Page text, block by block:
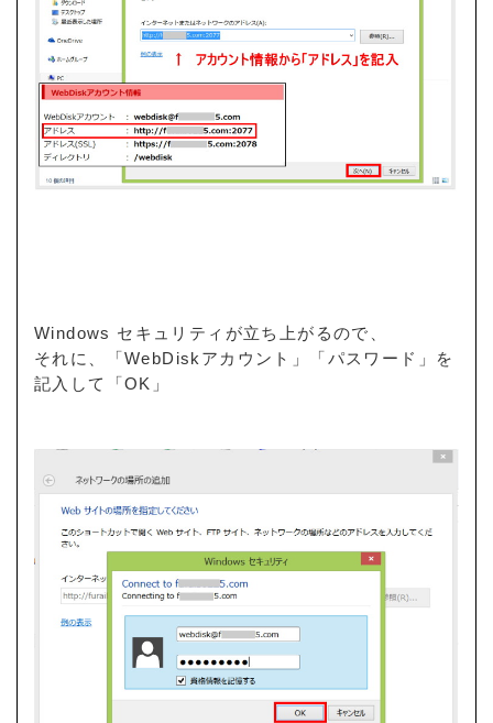
Windows セキュリティが立ち上がるので、
それに、「WebDiskアカウント」「パスワード」を
記入して「OK」